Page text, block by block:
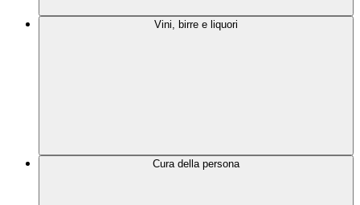
Vini, birre e liquori
Cura della persona